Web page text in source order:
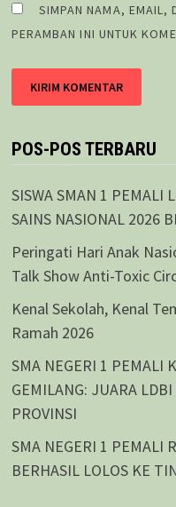
SIMPAN NAMA, EMAIL,
PERAMBAN INI UNTUK
POS-POS TERBARU
SISWA SMAN 1 PEMALI
SAINS NASIONAL 2026
Peringati Hari Anak
Talk Show Anti-Toxic
Kenal Sekolah, Kenal
Ramah 2026
SMA NEGERI 1 PEMALI
GEMILANG: JUARA
PROVINSI
SMA NEGERI 1 PEMALI
BERHASIL LOLOS KE